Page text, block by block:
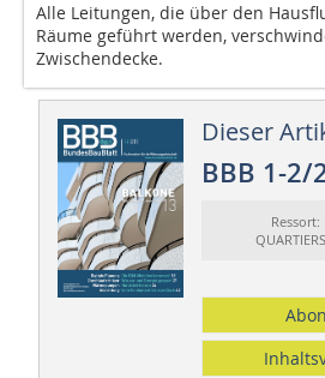
Alle Leitungen, die über den
Räume geführt werden,
Zwischendecke.
Dieser
BBB 1-2/
Ressort: